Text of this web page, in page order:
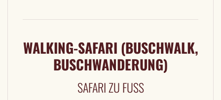
WALKING-SAFARI (BUSCHWALK,
BUSCHWANDERUNG)
SAFARI ZU FUSS